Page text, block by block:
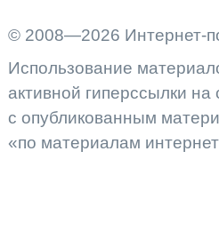
© 2008—2026 Интернет-
Использование
активной гиперссылки
с опубликованным
«по материалам